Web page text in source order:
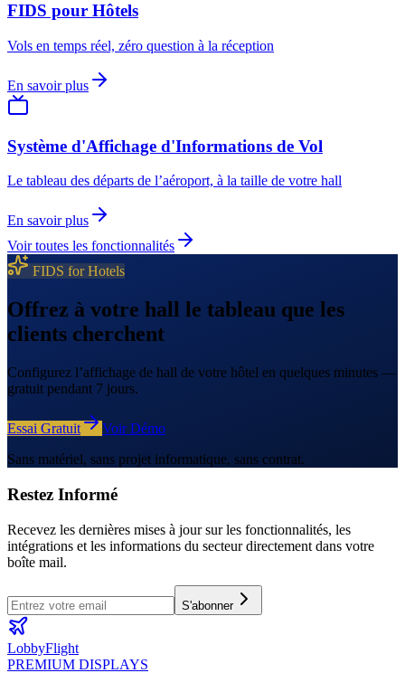
FIDS pour Hôtels
Vols en temps réel, zéro question à la réception
En savoir plus
Système d'Affichage d'Informations de Vol
Le tableau des départs de l’aéroport, à la taille de votre hall
En savoir plus
Voir toutes les fonctionnalités
FIDS for Hotels
Offrez à votre hall le tableau que les
clients cherchent
Configurez l’affichage de hall de votre hôtel en quelques minutes —
gratuit pendant 7 jours.
Essai Gratuit
Voir Démo
Sans matériel, sans projet informatique, sans contrat.
Restez Informé
Recevez les dernières mises à jour sur les fonctionnalités, les
intégrations et les informations du secteur directement dans votre
boîte mail.
S'abonner
LobbyFlight
PREMIUM DISPLAYS